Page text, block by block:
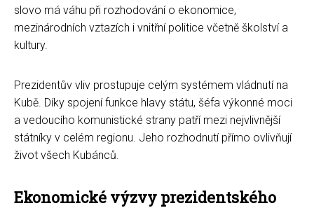
slovo má váhu při rozhodování o ekonomice,
mezinárodních vztazích i vnitřní politice včetně školství a
kultury.
Prezidentův vliv prostupuje celým systémem vládnutí na
Kubě. Díky spojení funkce hlavy státu, šéfa výkonné moci
a vedoucího komunistické strany patří mezi nejvlivnější
státníky v celém regionu. Jeho rozhodnutí přímo ovlivňují
život všech Kubánců.
Ekonomické výzvy prezidentského